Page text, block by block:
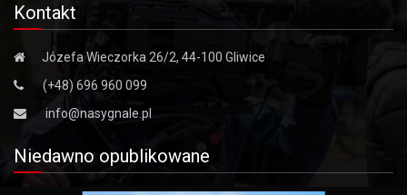
Kontakt
Józefa Wieczorka 26/2, 44-100 Gliwice
(+48) 696 960 099
info@nasygnale.pl
Niedawno opublikowane